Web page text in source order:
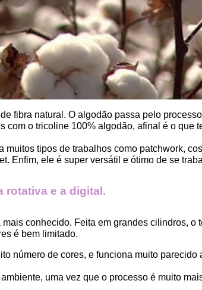
fibra natural. O algodão passa pelo
com o tricoline 100% algodão, afinal é o que
muitos tipos de trabalhos como patchwork,
Enfim, ele é super versátil e ótimo de se
rotativa e a digital.
conhecido. Feita em grandes cilindros,
é bem limitado.
número de cores, e funciona muito
uma vez que o processo é muito